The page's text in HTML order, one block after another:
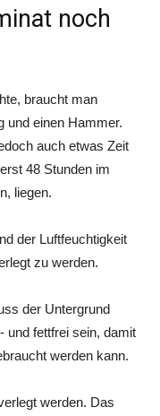
noch
braucht man
und einen Hammer.
auch etwas Zeit
48 Stunden im
liegen.
der Luftfeuchtigkeit
zu werden.
der Untergrund
und fettfrei sein, damit
werden kann.
werden. Das